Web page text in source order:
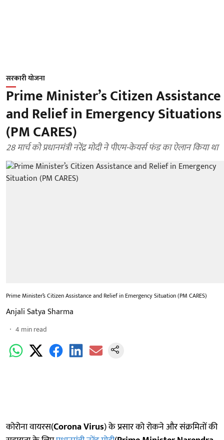
सरकारी योजना
Prime Minister’s Citizen Assistance
and Relief in Emergency Situations
(PM CARES)
28 मार्च को प्रधानमंत्री नरेंद्र मोदी ने पीएम-केयर्स फंड का ऐलान किया था
Prime Minister’s Citizen Assistance and Relief in Emergency Situation (PM CARES)
Anjali Satya Sharma
4 min read
कोरोना वायरस(Corona Virus) के प्रसार को रोकने और संक्रमितों की